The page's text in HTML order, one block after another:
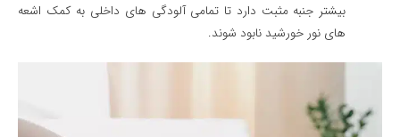
بیشتر جنبه مثبت دارد تا تمامی آلودگی های داخلی به کمک اشعه
های نور خورشید نابود شوند.